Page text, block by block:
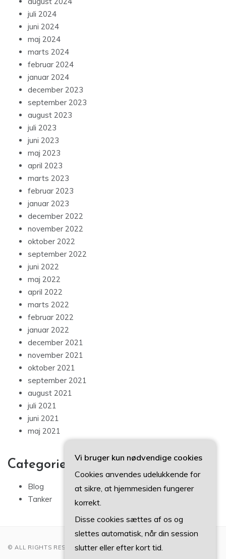
juli 2024
juni 2024
maj 2024
marts 2024
februar 2024
januar 2024
december 2023
september 2023
august 2023
juli 2023
juni 2023
maj 2023
april 2023
marts 2023
februar 2023
januar 2023
december 2022
november 2022
oktober 2022
september 2022
juni 2022
maj 2022
april 2022
marts 2022
februar 2022
januar 2022
december 2021
november 2021
oktober 2021
september 2021
august 2021
juli 2021
juni 2021
maj 2021
Categories
Blog
Tanker
© ALL RIGHTS RESERVED 2022
Vi bruger kun nødvendige cookies
Cookies anvendes udelukkende for
at sikre, at hjemmesiden fungerer
korrekt.
Disse cookies sættes af os og
slettes automatisk, når din session
slutter eller efter kort tid.